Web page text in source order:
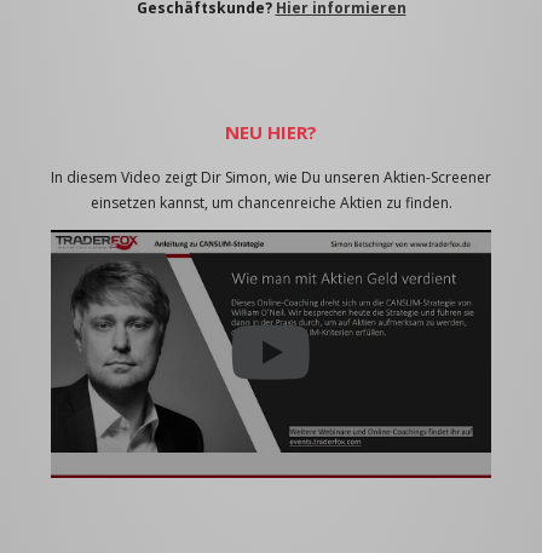
Geschäftskunde? Hier informieren
NEU HIER?
In diesem Video zeigt Dir Simon, wie Du unseren Aktien-Screener
einsetzen kannst, um chancenreiche Aktien zu finden.